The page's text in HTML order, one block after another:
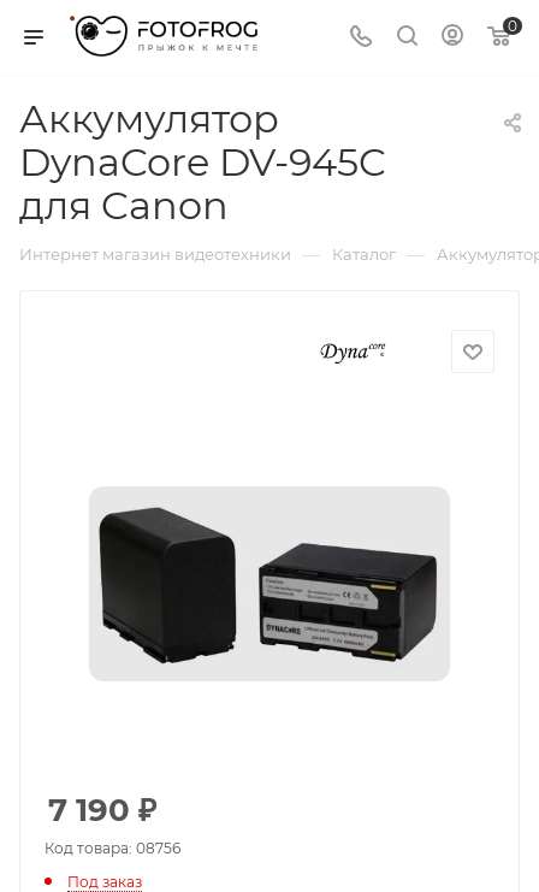
0
Аккумулятор
DynaCore DV-945C
для Canon
Интернет магазин видеотехники — Каталог —
7 190 ₽
Код товара: 08756
Под заказ